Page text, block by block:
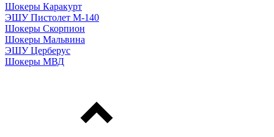
Шокеры Каракурт
ЭШУ Пистолет М-140
Шокеры Скорпион
Шокеры Мальвина
ЭШУ Церберус
Шокеры МВД